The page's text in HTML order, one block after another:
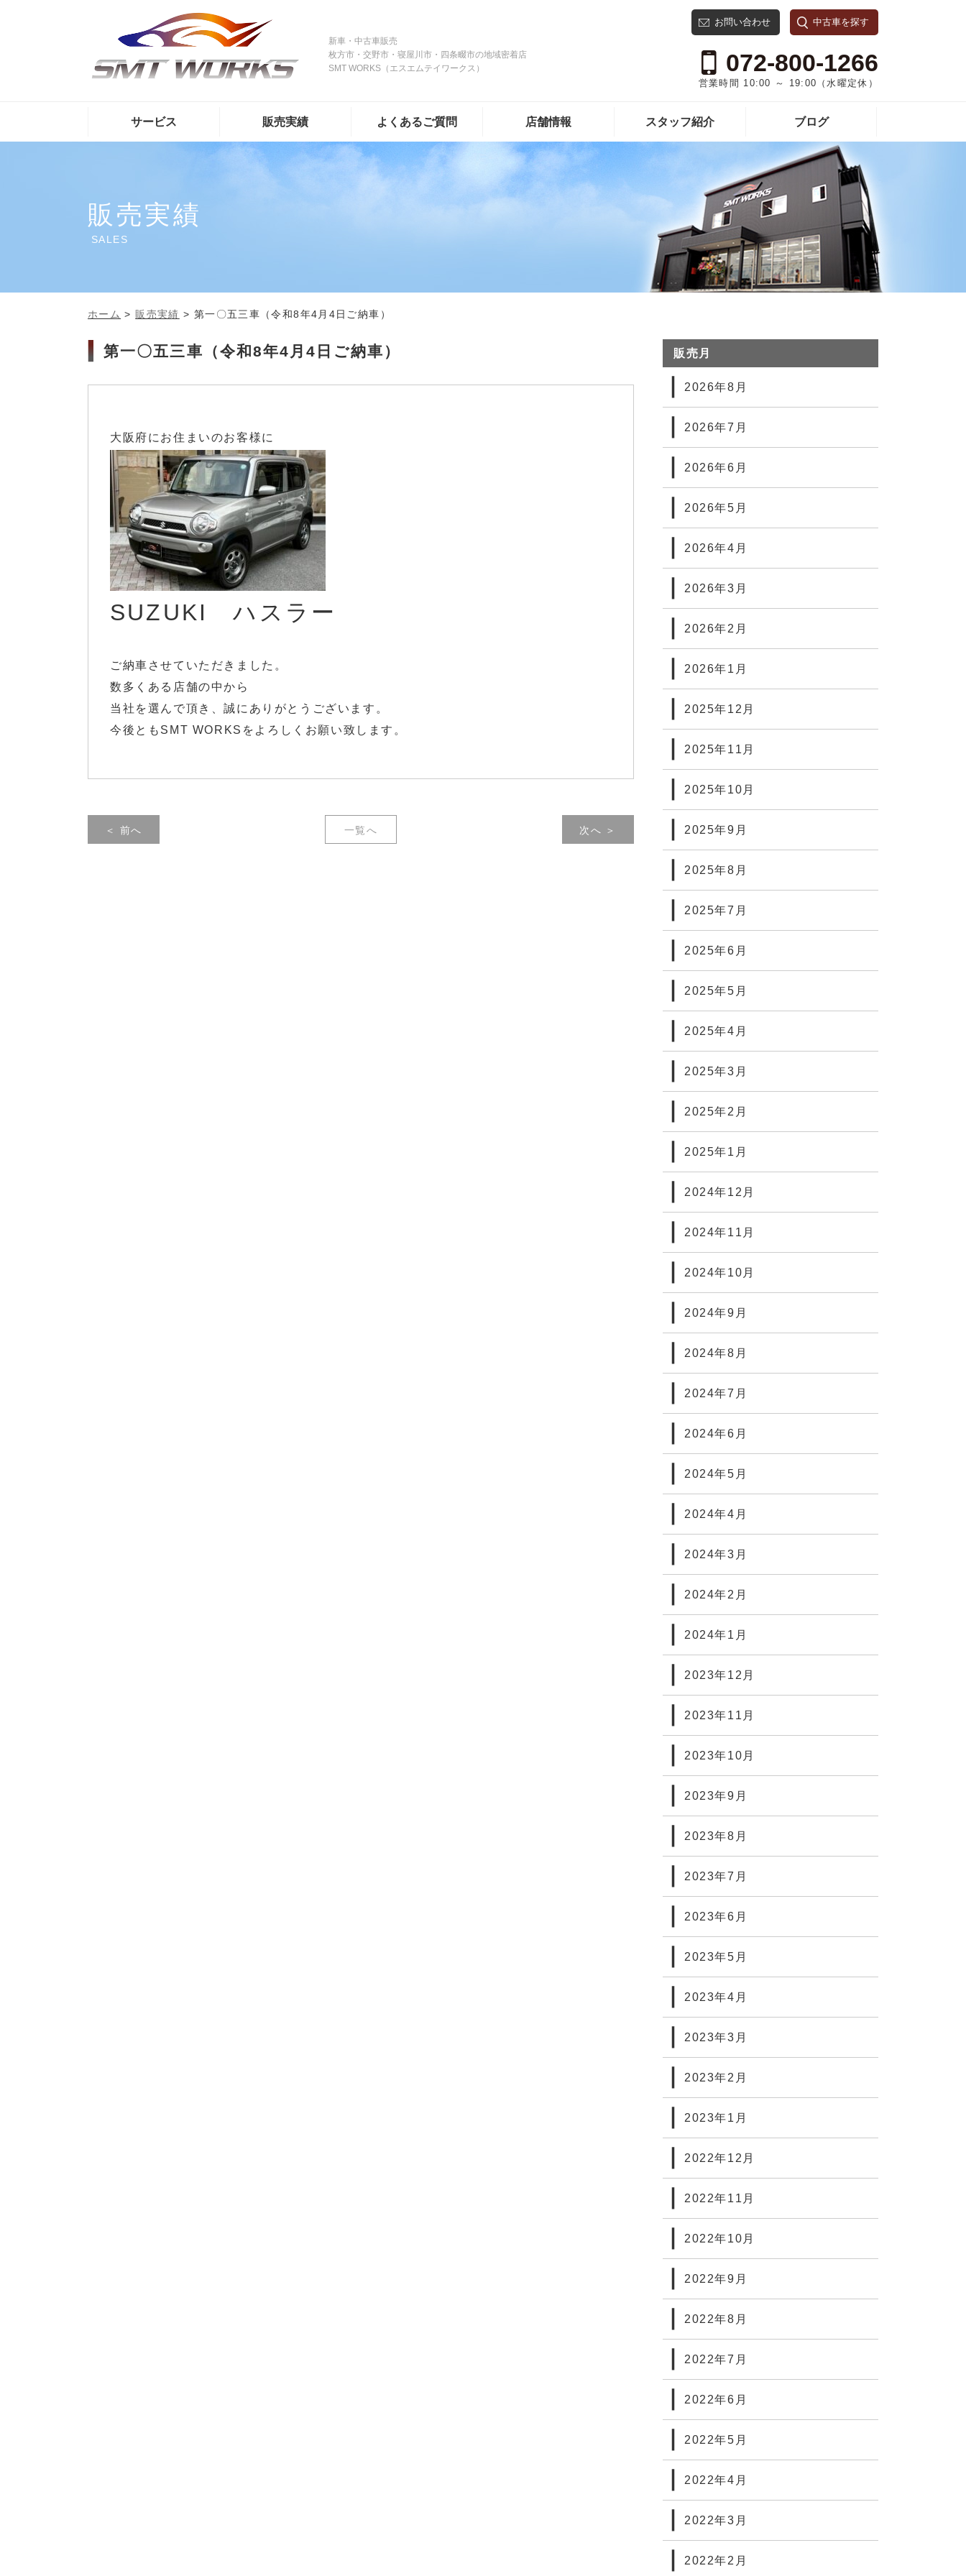
新車・中古車販売
枚方市・交野市・寝屋川市・四条畷市の地域密着店
SMT WORKS（エスエムテイワークス）
お問い合わせ 中古車を探す
072-800-1266
営業時間 10:00 ～ 19:00（水曜定休）
サービス 販売実績 よくあるご質問 店舗情報 スタッフ紹介 ブログ
販売実績
SALES
ホーム >販売実績 > 第一〇五三車（令和8年4月4日ご納車）
第一〇五三車（令和8年4月4日ご納車）
大阪府にお住まいのお客様に
SUZUKI ハスラー
ご納車させていただきました。
数多くある店舗の中から
当社を選んで頂き、誠にありがとうございます。
今後ともSMT WORKSをよろしくお願い致します。
＜ 前へ 一覧へ 次へ ＞
販売月
2026年8月
2026年7月
2026年6月
2026年5月
2026年4月
2026年3月
2026年2月
2026年1月
2025年12月
2025年11月
2025年10月
2025年9月
2025年8月
2025年7月
2025年6月
2025年5月
2025年4月
2025年3月
2025年2月
2025年1月
2024年12月
2024年11月
2024年10月
2024年9月
2024年8月
2024年7月
2024年6月
2024年5月
2024年4月
2024年3月
2024年2月
2024年1月
2023年12月
2023年11月
2023年10月
2023年9月
2023年8月
2023年7月
2023年6月
2023年5月
2023年4月
2023年3月
2023年2月
2023年1月
2022年12月
2022年11月
2022年10月
2022年9月
2022年8月
2022年7月
2022年6月
2022年5月
2022年4月
2022年3月
2022年2月